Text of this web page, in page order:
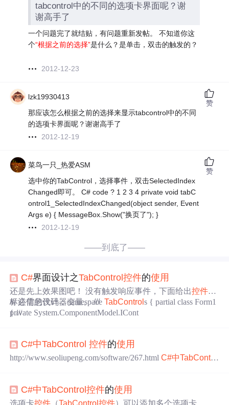
tabcontrol中的不同的选项卡界面呢？谢
谢高手了
一个问题完了就结贴，有问题重新发帖。 不知道你这
个“根据之前的选择”是什么？是单击，双击的触发的？
2012-12-23
lzk19930413
那应该怎么根据之前的选择来显示tabcontrol中的不同
的选项卡界面呢？谢谢高手了
2012-12-19
赞
菜鸟一只_热爱ASM
选中你的TabControl，选择事件，双击SelectedIndex
Changed即可。 C# code ? 1 2 3 4 private void tabC
ontrol1_SelectedIndexChanged(object sender, Event
Args e) { MessageBox.Show("换页了"); }
2012-12-19
赞
——到底了——
C#界面设计之TabControl控件的使用
还是先上效果图吧！ 没有触发响应事件，下面给出控件的
标注信息代码：namespaceTabControls { partial class Form1
{ ///
/// 必需的设计器变量。 ///
private System.ComponentModel.ICont
C#中TabControl 控件的使用
http://www.seoliupeng.com/software/267.htmlC#中TabContro
时，可以使用TabContro l控件， 该
， 每个选项卡关联着一个页面 ， 如图所示的 Windows ...
C#中TabControl控件的使用
选项卡控件 （TabControl控件）可以添加多个选项卡，然